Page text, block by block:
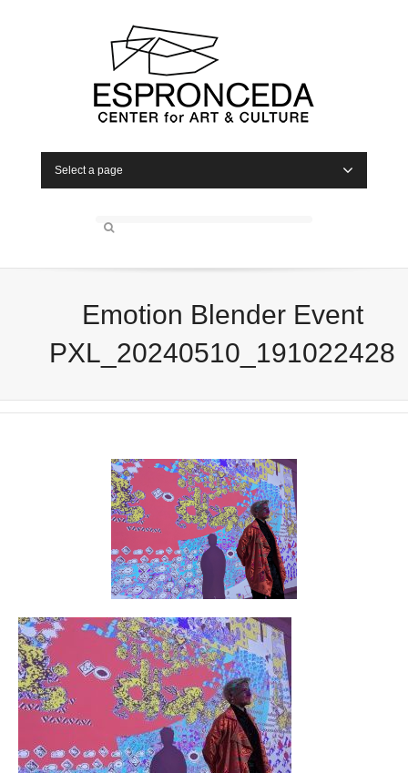
Select a page
Emotion Blender Event
PXL_20240510_191022428